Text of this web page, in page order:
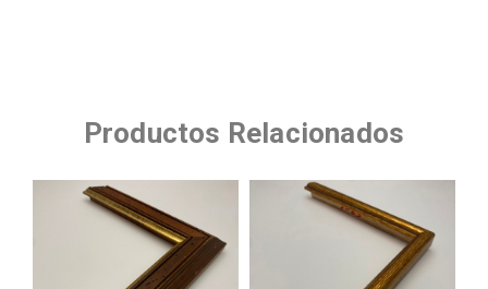
Productos Relacionados